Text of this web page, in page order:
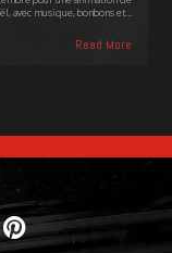
avec musique, bonbons et…
Read More